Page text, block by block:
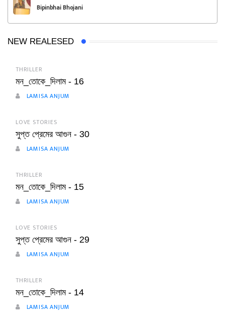
Bipinbhai Bhojani
NEW REALESED
THRILLER
মন_তোকে_দিলাম - 16
LAMISA ANJUM
LOVE STORIES
সুপ্ত প্রেমের আগুন - 30
LAMISA ANJUM
THRILLER
মন_তোকে_দিলাম - 15
LAMISA ANJUM
LOVE STORIES
সুপ্ত প্রেমের আগুন - 29
LAMISA ANJUM
THRILLER
মন_তোকে_দিলাম - 14
LAMISA ANJUM